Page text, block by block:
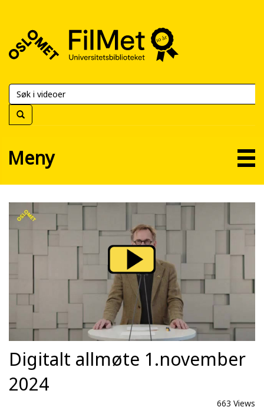
FilMet
Universitetsbiblioteket
Meny
Digitalt allmøte 1.november
2024
663 Views